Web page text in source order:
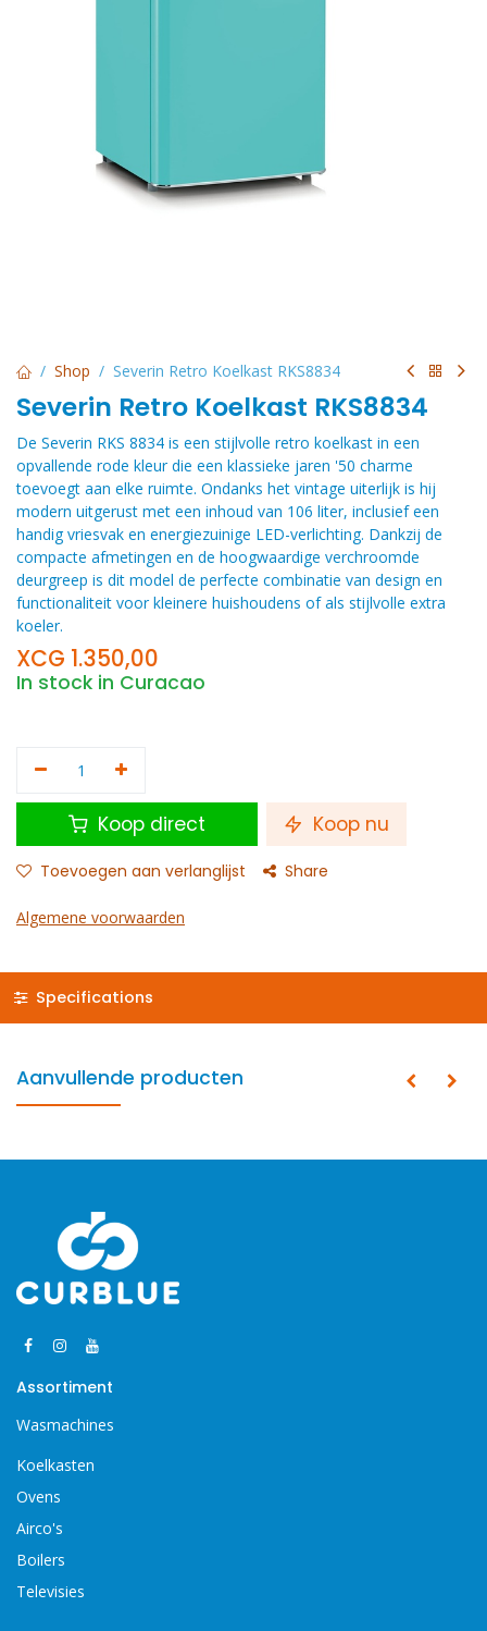
Shop Severin Retro Koelkast RKS8834
Severin Retro Koelkast RKS8834
De Severin RKS 8834 is een stijlvolle retro koelkast in een
opvallende rode kleur die een klassieke jaren '50 charme
toevoegt aan elke ruimte. Ondanks het vintage uiterlijk is hij
modern uitgerust met een inhoud van 106 liter, inclusief een
handig vriesvak en energiezuinige LED-verlichting. Dankzij de
compacte afmetingen en de hoogwaardige verchroomde
deurgreep is dit model de perfecte combinatie van design en
functionaliteit voor kleinere huishoudens of als stijlvolle extra
koeler.
XCG 1.350,00
In stock in Curacao
Koop direct Koop nu
Toevoegen aan verlanglijst Share
Algemene voorwaarden
Specifications
Aanvullende producten
Assortiment
Wasmachines
Koelkasten
Ovens
Airco's
Boilers
Televisies